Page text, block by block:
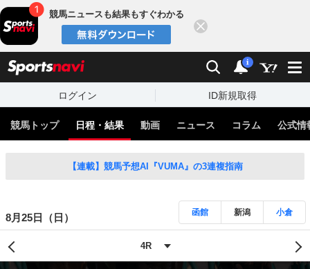
競馬ニュースも結果もすぐわかる
検索 通知
i
ログイン ID新規取得
競馬トップ 日程・結果 動画 ニュース コラム 公式情
【連載】競馬予想AI『VUMA』の3連複指南
8月25日（日） 函館 新潟 小倉